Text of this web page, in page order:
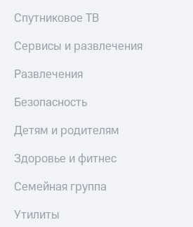
Спутниковое ТВ
Сервисы и развлечения
Развлечения
Безопасность
Детям и родителям
Здоровье и фитнес
Семейная группа
Утилиты